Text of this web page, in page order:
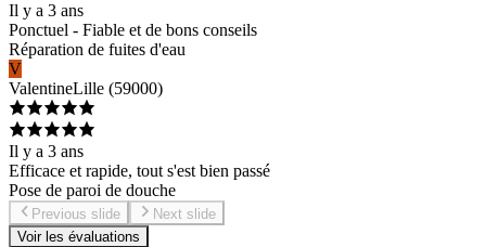
Il y a 3 ans
Ponctuel - Fiable et de bons conseils
Réparation de fuites d'eau
V
ValentineLille (59000)
Il y a 3 ans
Efficace et rapide, tout s'est bien passé
Pose de paroi de douche
Previous slide
Next slide
Voir les évaluations